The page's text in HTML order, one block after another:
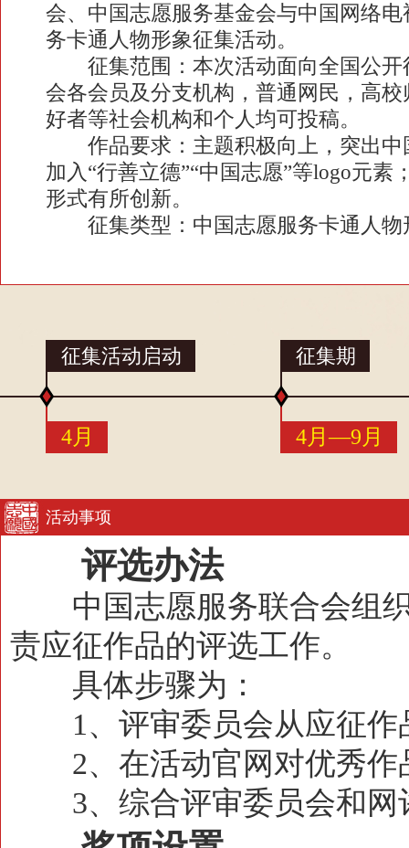
会、中国志愿服务基金会与中国网络
务卡通人物形象征集活动。
征集范围：本次活动面向全国公开
会各会员及分支机构，普通网民，高
好者等社会机构和个人均可投稿。
作品要求：主题积极向上，突出中
加入“行善立德”“中国志愿”等logo元素
形式有所创新。
征集类型：中国志愿服务卡通人物
征集活动启动
4月
征集期
4月—9月
活动事项
评选办法
中国志愿服务联合会组织
责应征作品的评选工作。
具体步骤为：
1、评审委员会从应征作
2、在活动官网对优秀作
3、综合评审委员会和网